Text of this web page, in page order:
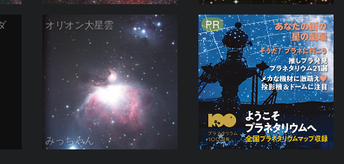
オリオン大星雲
みっちゃん
PR